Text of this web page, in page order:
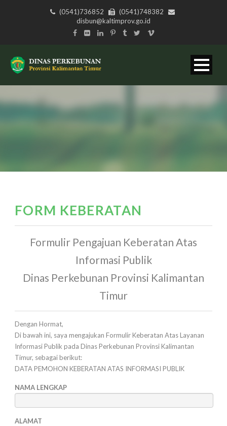
(0541)736852
(0541)748382
disbun@kaltimprov.go.id
FORM KEBERATAN
Formulir Pengajuan Keberatan Atas
Informasi Publik
Dinas Perkebunan Provinsi Kalimantan
Timur
Dengan Hormat,
Di bawah ini, saya mengajukan Formulir Keberatan Atas Layanan
Informasi Publik pada Dinas Perkebunan Provinsi Kalimantan
Timur, sebagai berikut:
DATA PEMOHON KEBERATAN ATAS INFORMASI PUBLIK
NAMA LENGKAP
ALAMAT